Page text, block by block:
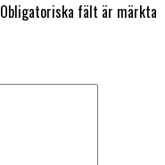
Obligatoriska fält är märkta